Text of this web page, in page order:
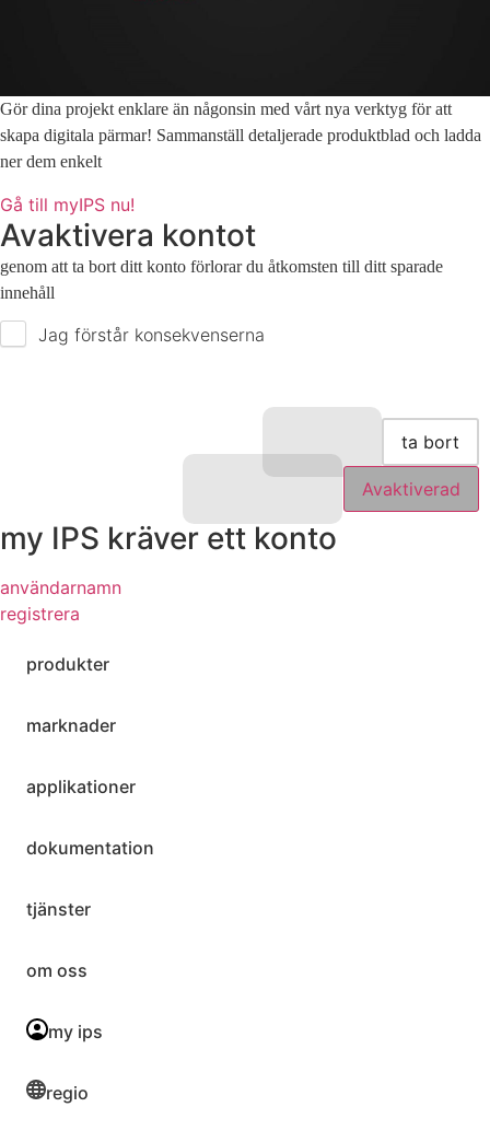
Gör dina projekt enklare än någonsin med vårt nya verktyg för att
skapa digitala pärmar! Sammanställ detaljerade produktblad och ladda
ner dem enkelt
Gå till myIPS nu!
Avaktivera kontot
genom att ta bort ditt konto förlorar du åtkomsten till ditt sparade
innehåll
Jag förstår konsekvenserna
ta bort
Avaktiverad
my IPS kräver ett konto
användarnamn
registrera
produkter
marknader
applikationer
dokumentation
tjänster
om oss
my ips
regio